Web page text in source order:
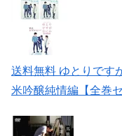
送料無料 ゆとりです
米吟醸純情編【全巻